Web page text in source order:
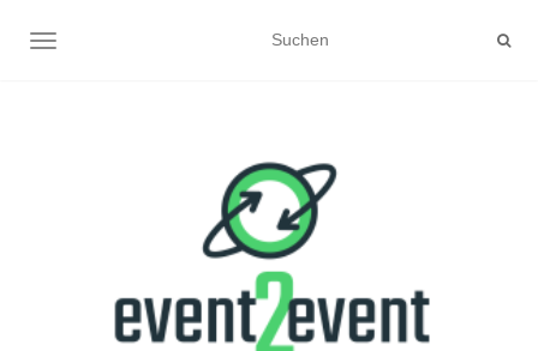
NAVIGATION UMSCHALTEN